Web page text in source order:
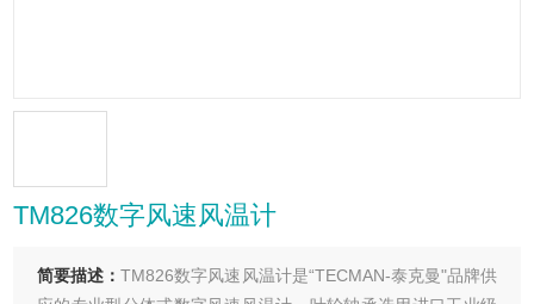
TM826数字风速风温计
简要描述：TM826数字风速风温计是“TECMAN-泰克曼"品牌供